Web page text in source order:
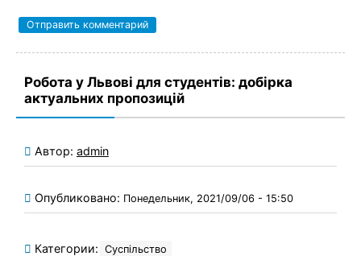
Робота у Львові для студентів: добірка
актуальних пропозицій
Автор: admin
Опубликовано: Понедельник, 2021/09/06 - 15:50
Категории: Суспільство